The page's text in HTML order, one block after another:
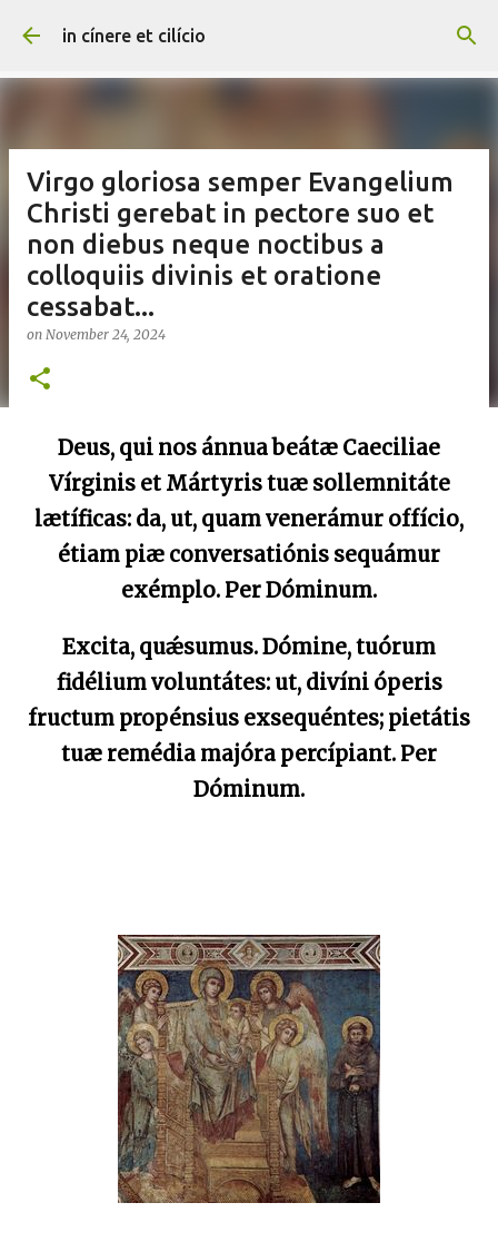
Skip to main content
in cínere et cilício
Virgo gloriosa semper Evangelium
Christi gerebat in pectore suo et
non diebus neque noctibus a
colloquiis divinis et oratione
cessabat...
on November 24, 2024
Deus, qui nos ánnua beátæ Caeciliae
Vírginis et Mártyris tuæ sollemnitáte
lætíficas: da, ut, quam venerámur offício,
étiam piæ conversatiónis sequámur
exémplo. Per Dóminum.
Excita, quǽsumus. Dómine, tuórum
fidélium voluntátes: ut, divíni óperis
fructum propénsius exsequéntes; pietátis
tuæ remédia majóra percípiant. Per
Dóminum.